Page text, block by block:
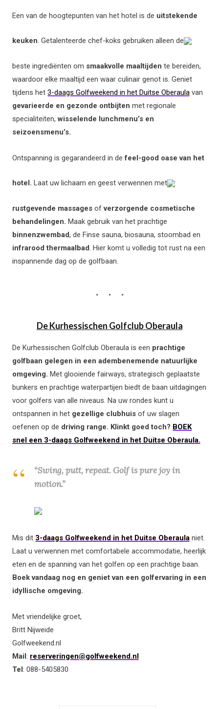
Een van de hoogtepunten van het hotel is de uitstekende
keuken. Getalenteerde chef-koks gebruiken alleen de
beste ingrediënten om smaakvolle maaltijden te bereiden,
waardoor elke maaltijd een waar culinair genot is. Geniet
tijdens het 3-daags Golfweekend in het Duitse Oberaula van
gevarieerde en gezonde ontbijten met regionale
specialiteiten,wisselende lunchmenu’s en
seizoensmenu’s.
Ontspanning is gegarandeerd in defeel-good oase van het
hotel. Laat uw lichaam en geest verwennen met
rustgevende massages ofverzorgende cosmetische
behandelingen. Maak gebruik van het prachtige
binnenzwembad, de Finse sauna, biosauna, stoombad en
infrarood thermaalbad. Hier komt u volledig tot rust na een
inspannende dag op de golfbaan.
De Kurhessischen Golfclub Oberaula
De Kurhessischen Golfclub Oberaula is een prachtige
golfbaan gelegen in een adembenemende natuurlijke
omgeving. Met glooiende fairways, strategisch geplaatste
bunkers en prachtige waterpartijen biedt de baan uitdagingen
voor golfers van alle niveaus. Na uw rondes kunt u
ontspannen in het gezellige clubhuis of uw slagen
oefenen op de driving range. Klinkt goed toch? BOEK
snel een 3-daags Golfweekend in het Duitse Oberaula.
“Swing, putt, repeat. Golf is pure joy in
motion.”
Mis dit 3-daags Golfweekend in het Duitse Oberaula niet.
Laat u verwennen met comfortabele accommodatie, heerlijk
eten en de spanning van het golfen op een prachtige baan.
Boek vandaag nog en geniet van een golfervaring in een
idyllische omgeving.
Met vriendelijke groet,
Britt Nijweide
Golfweekend.nl
Mail : reserveringen@golfweekend.nl
Tel : 088-5405830